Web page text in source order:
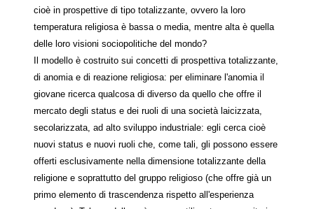
cioè in prospettive di tipo totalizzante, ovvero la loro
temperatura religiosa è bassa o media, mentre alta è quella
delle loro visioni sociopolitiche del mondo?
Il modello è costruito sui concetti di prospettiva totalizzante,
di anomia e di reazione religiosa: per eliminare l'anomia il
giovane ricerca qualcosa di diverso da quello che offre il
mercato degli status e dei ruoli di una società laicizzata,
secolarizzata, ad alto sviluppo industriale: egli cerca cioè
nuovi status e nuovi ruoli che, come tali, gli possono essere
offerti esclusivamente nella dimensione totalizzante della
religione e soprattutto del gruppo religioso (che offre già un
primo elemento di trascendenza rispetto all'esperienza